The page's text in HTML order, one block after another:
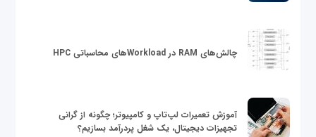
چالش‌های RAM در Workloadهای محاسباتی HPC
آموزش تعمیرات لپ‌تاپ و کامپیوتر؛ چگونه از گرانی
تجهیزات دیجیتال، یک شغل پردرآمد بسازیم؟